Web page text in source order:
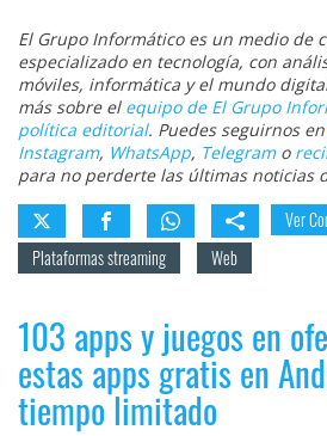
El Grupo Informático es un medio de
especializado en tecnología, con
móviles, informática y el mundo
más sobre el equipo de El Grupo
política editorial. Puedes seguirnos en
Instagram, WhatsApp, Telegramo
para no perderte las últimas noticias
Ver
Plataformas streaming
Web
103 apps y juegos en
estas apps gratis en
tiempo limitado